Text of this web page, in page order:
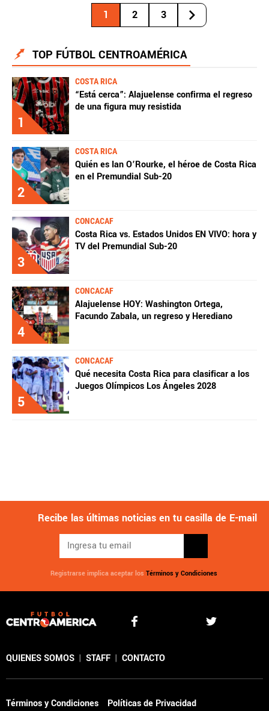
1 2 3
TOP FÚTBOL CENTROAMÉRICA
1
COSTA RICA
“Está cerca”: Alajuelense confirma el regreso
de una figura muy resistida
2
COSTA RICA
Quién es Ian O’Rourke, el héroe de Costa Rica
en el Premundial Sub-20
3
CONCACAF
Costa Rica vs. Estados Unidos EN VIVO: hora y
TV del Premundial Sub-20
4
CONCACAF
Alajuelense HOY: Washington Ortega,
Facundo Zabala, un regreso y Herediano
5
CONCACAF
Qué necesita Costa Rica para clasificar a los
Juegos Olímpicos Los Ángeles 2028
Recibe las últimas noticias en tu casilla de E-mail
Registrarse implica aceptar los Términos y Condiciones
QUIENES SOMOS | STAFF | CONTACTO
Términos y Condiciones Políticas de Privacidad